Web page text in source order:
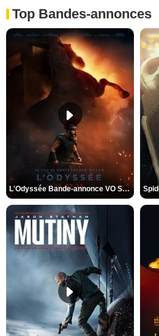
Top Bandes-annonces
L'Odyssée Bande-annonce VO STFR